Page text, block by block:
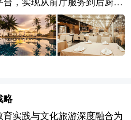
，实现从前厅服务到后厨生
化与个性化的新型餐饮业
字化转型的最高阶形态，智
本高企、运营效率低下、食
的系统性破解，更是重构餐
烹饪工作室等多元场景，是
略
实践与文化旅游深度融合为